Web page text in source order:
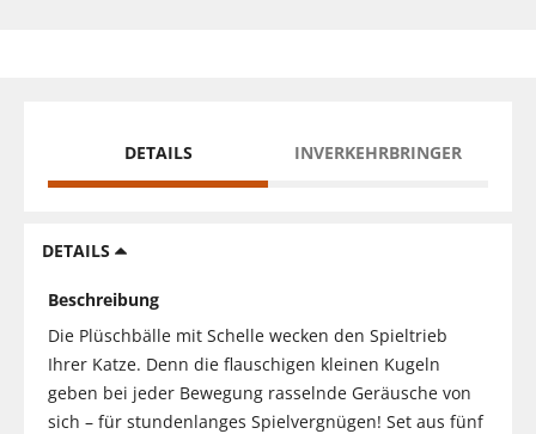
DETAILS INVERKEHRBRINGER
DETAILS
Beschreibung
Die Plüschbälle mit Schelle wecken den Spieltrieb
Ihrer Katze. Denn die flauschigen kleinen Kugeln
geben bei jeder Bewegung rasselnde Geräusche von
sich – für stundenlanges Spielvergnügen! Set aus fünf